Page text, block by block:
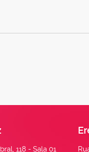
118 - Sala 01